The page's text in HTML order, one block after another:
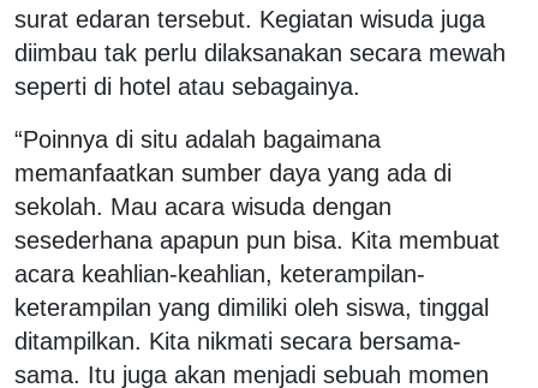
surat edaran tersebut. Kegiatan wisuda juga
diimbau tak perlu dilaksanakan secara mewah
seperti di hotel atau sebagainya.
“Poinnya di situ adalah bagaimana
memanfaatkan sumber daya yang ada di
sekolah. Mau acara wisuda dengan
sesederhana apapun pun bisa. Kita membuat
acara keahlian-keahlian, keterampilan-
keterampilan yang dimiliki oleh siswa, tinggal
ditampilkan. Kita nikmati secara bersama-
sama. Itu juga akan menjadi sebuah momen